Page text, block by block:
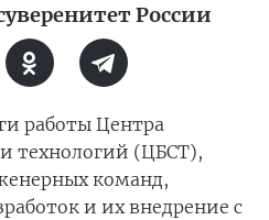
России
работы Центра
технологий (ЦБСТ),
команд,
и их внедрение с